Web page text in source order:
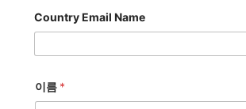
Country Email Name
이름 *